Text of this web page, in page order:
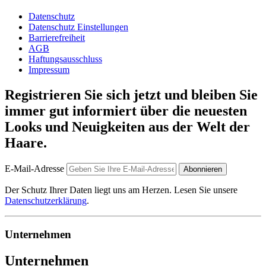
Datenschutz
Datenschutz Einstellungen
Barrierefreiheit
AGB
Haftungsausschluss
Impressum
Registrieren Sie sich jetzt und bleiben Sie
immer gut informiert über die neuesten
Looks und Neuigkeiten aus der Welt der
Haare.
E-Mail-Adresse Abonnieren
Der Schutz Ihrer Daten liegt uns am Herzen. Lesen Sie unsere
Datenschutzerklärung.
Unternehmen
Unternehmen